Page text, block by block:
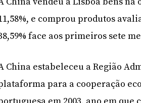
e comprou produtos
face aos primeiros sete
China estabeleceu a Região
para a cooperação